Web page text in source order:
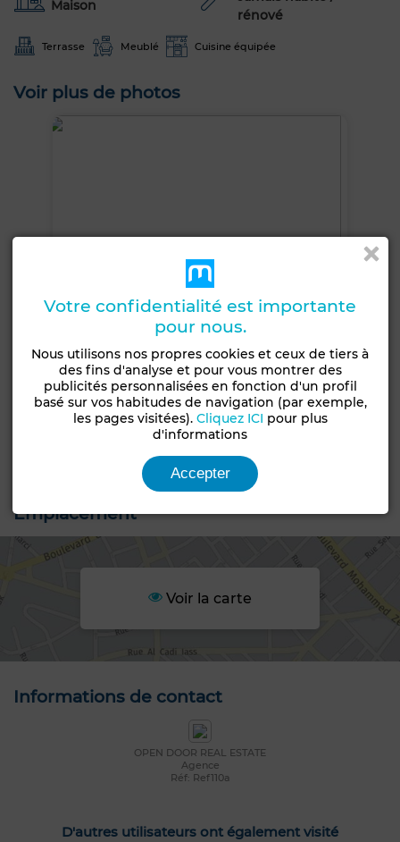
Maison
rénové
Terrasse Meublé Cuisine équipée
Voir plus de photos
+6 PHOTOS
Emplacement
Voir la carte
Informations de contact
OPEN DOOR REAL ESTATE
Agence
Réf: Ref110a
D'autres utilisateurs ont également visité
Votre confidentialité est importante
pour nous.
Nous utilisons nos propres cookies et ceux de tiers à
des fins d'analyse et pour vous montrer des
publicités personnalisées en fonction d'un profil
basé sur vos habitudes de navigation (par exemple,
les pages visitées). Cliquez ICI pour plus
d'informations
Accepter